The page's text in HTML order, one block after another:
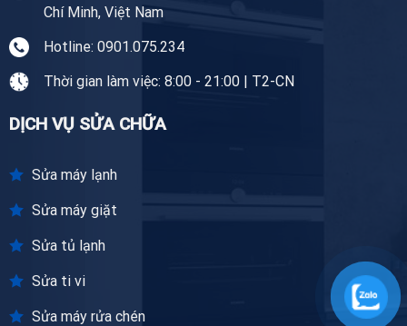
Chí Minh, Việt Nam
Hotline: 0901.075.234
Thời gian làm việc: 8:00 - 21:00 | T2-CN
DỊCH VỤ SỬA CHỮA
Sửa máy lạnh
Sửa máy giặt
Sửa tủ lạnh
Sửa ti vi
Sửa máy rửa chén